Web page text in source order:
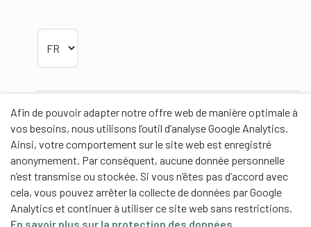
Afin de pouvoir adapter notre offre web de manière optimale à
vos besoins, nous utilisons l’outil d’analyse Google Analytics.
Ainsi, votre comportement sur le site web est enregistré
anonymement. Par conséquent, aucune donnée personnelle
n’est transmise ou stockée. Si vous n’êtes pas d’accord avec
cela, vous pouvez arrêter la collecte de données par Google
Analytics et continuer à utiliser ce site web sans restrictions.
En savoir plus sur la protection des données
Partenaires
Partenaires de contenus